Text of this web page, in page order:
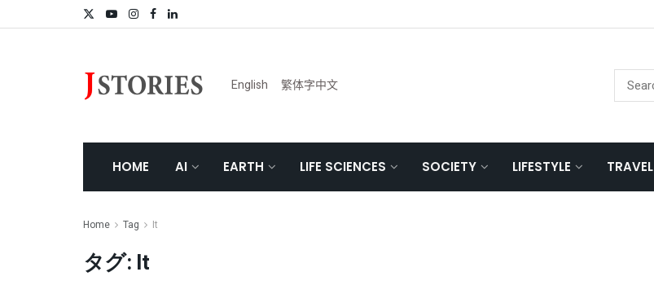
English 繁体字中文
HOME AI EARTH LIFE SCIENCES SOCIETY LIFESTYLE TRAVEL
Home Tag It
タグ: It